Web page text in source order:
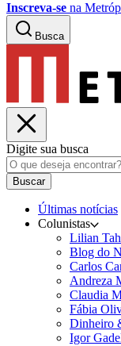
Inscreva-se na
Busca
Digite sua busca
Buscar
Últimas notícias
Colunistas
Lilian
Blog do
Carlos
Andreza
Claudia
Fábia
Dinheiro
Igor